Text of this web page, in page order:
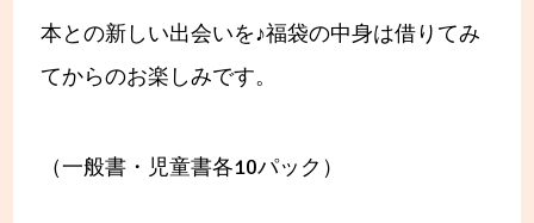
本との新しい出会いを♪福袋の中身は借りてみ
てからのお楽しみです。
（一般書・児童書各10パック）